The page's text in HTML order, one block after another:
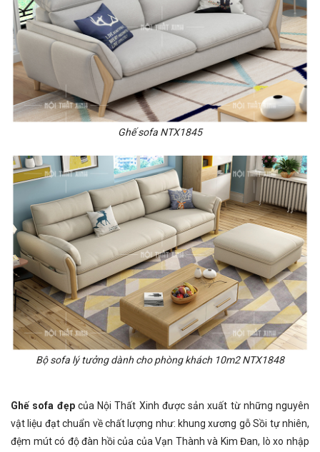
Ghế sofa NTX1845
Bộ sofa lý tưởng dành cho phòng khách 10m2 NTX1848
Ghế sofa đẹpcủa Nội Thất Xinh được sản xuất từ những nguyên
vật liệu đạt chuẩn về chất lượng như: khung xương gỗ Sồi tự nhiên,
đệm mút có độ đàn hồi của của Vạn Thành và Kim Đan, lò xo nhập